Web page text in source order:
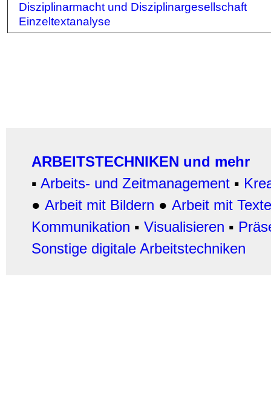
Disziplinarmacht und Disziplinargesellschaft
Einzeltextanalyse
ARBEITSTECHNIKEN und mehr
▪ Arbeits- und Zeitmanagement ▪
● Arbeit mit Bildern ● Arbeit mit
Kommunikation ▪ Visualisieren ▪
Sonstige digitale Arbeitstechniken